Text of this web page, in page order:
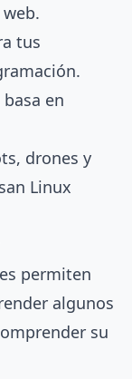
tus
en
drones y
Linux
permiten
algunos
su